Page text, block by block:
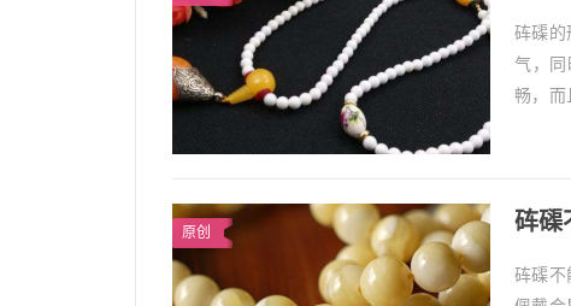
砗磲的
气，
畅，而
原创 砗磲
砗磲不